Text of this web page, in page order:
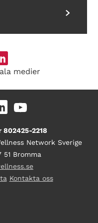
medier
802425-2218
Network Sverige
51 Bromma
Kontakta oss